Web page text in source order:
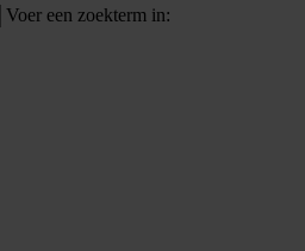
Voer een zoekterm in: